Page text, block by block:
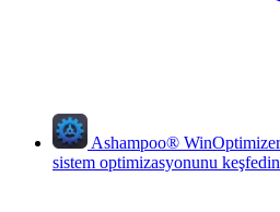
Ashampoo®
sistem optimizasyonunu